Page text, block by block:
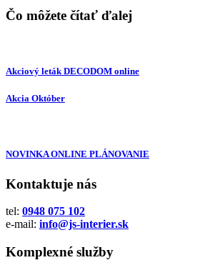
Čo môžete čítať ďalej
Akciový leták DECODOM online
Akcia Október
NOVINKA ONLINE PLÁNOVANIE
Kontaktuje nás
tel: 0948 075 102
e-mail: info@js-interier.sk
Komplexné služby